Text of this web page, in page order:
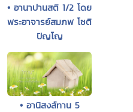
• อานาปานสติ 1/2 โดย
พระอาจารย์สมภพ โชติ
ปัญโญ
• อานิสงส์ทาน 5